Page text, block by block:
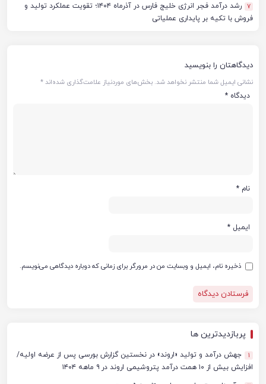
7
رشد درآمد فجر انرژی خلیج فارس در آذرماه ۱۴۰۴؛ تقویت عملکرد تولید و
فروش با تکیه بر پایداری عملیاتی
دیدگاهتان را بنویسید
نشانی ایمیل شما منتشر نخواهد شد. بخش‌های موردنیاز علامت‌گذاری شده‌اند*
دیدگاه *
نام *
ایمیل *
ذخیره نام، ایمیل و وبسایت من در مرورگر برای زمانی که دوباره دیدگاهی می‌نویسم.
پربازدیدترین ها
1
جهش درآمد و تولید «اروند» در نخستین گزارش بورسی پس از عرضه اولیه/
افزایش بیش از ۱۰ همت درآمد پتروشیمی اروند در ۹ ماهه ۱۴۰۴